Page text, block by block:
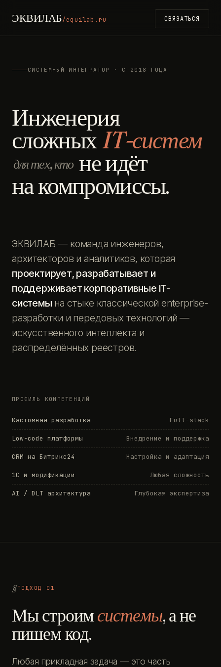
ЭКВИЛАБ/equilab.ru СВЯЗАТЬСЯ
СИСТЕМНЫЙ ИНТЕГРАТОР · С 2018 ГОДА
Инженерия
сложныхIT-систем
для тех, кто не идёт
на компромиссы.
ЭКВИЛАБ — команда инженеров,
архитекторов и аналитиков, которая
проектирует, разрабатывает и
поддерживает корпоративные IT-
системы на стыке классической enterprise-
разработки и передовых технологий —
искусственного интеллекта и
распределённых реестров.
ПРОФИЛЬ КОМПЕТЕНЦИЙ
Кастомная разработка Full-stack
Low-code платформы Внедрение и поддержка
CRM на Битрикс24 Настройка и адаптация
1С и модификации Любая сложность
AI / DLT архитектура Глубокая экспертиза
ПОДХОД 01
Мы строимсистемы, а не
пишем код.
Любая прикладная задача — это часть